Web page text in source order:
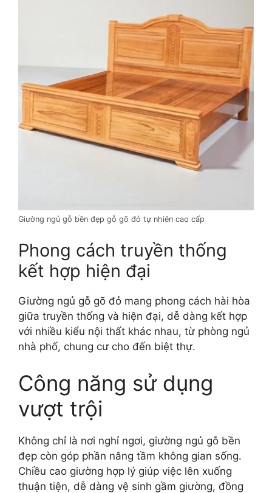
Giường ngủ gỗ bền đẹp gỗ gõ đỏ tự nhiên cao cấp
Phong cách truyền thống
kết hợp hiện đại
Giường ngủ gỗ gõ đỏ mang phong cách hài hòa
giữa truyền thống và hiện đại, dễ dàng kết hợp
với nhiều kiểu nội thất khác nhau, từ phòng ngủ
nhà phố, chung cư cho đến biệt thự.
Công năng sử dụng
vượt trội
Không chỉ là nơi nghỉ ngơi, giường ngủ gỗ bền
đẹp còn góp phần nâng tầm không gian sống.
Chiều cao giường hợp lý giúp việc lên xuống
thuận tiện, dễ dàng vệ sinh gầm giường, đồng